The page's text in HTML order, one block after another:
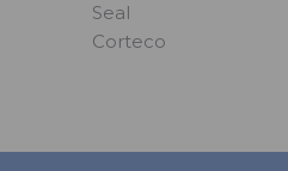
Seal
Corteco